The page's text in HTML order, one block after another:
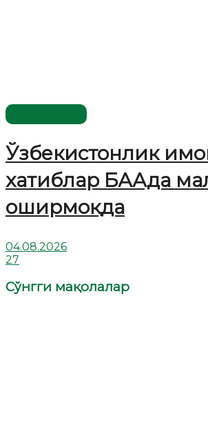
Ўзбекистонлик
хатиблар БААда
оширмоқда
04.08.2026
27
Сўнгги мақолалар